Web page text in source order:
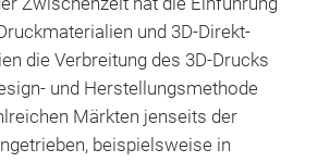
und 3D-Direkt-
die Verbreitung des 3D-Drucks
und Herstellungsmethode
Märkten jenseits der
beispielsweise in